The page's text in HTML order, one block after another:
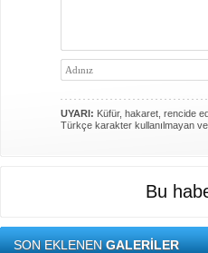
UYARI: Küfür, hakaret, rencide
Türkçe karakter kullanılmayan
Bu
SON EKLENENGALERİLER